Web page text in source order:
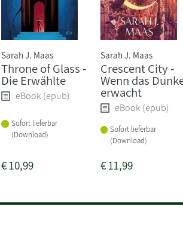
Sarah J. Maas
Throne of Glass -
Die Erwählte
eBook (epub)
Sofort lieferbar
(Download)
€10,99
Sarah J. Maas
Crescent City -
Wenn das
erwacht
eBook (epub)
Sofort lieferbar
(Download)
€11,99